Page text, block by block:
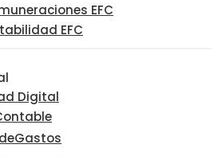
EFC
EFC
Digital